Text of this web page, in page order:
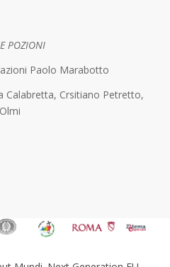
POZIONI
Paolo Marabotto
Calabretta, Crsitiano Petretto,